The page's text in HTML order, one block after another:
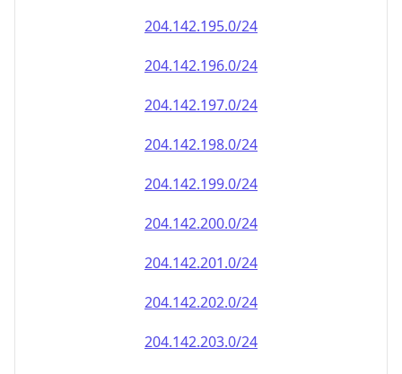
204.142.195.0/24
204.142.196.0/24
204.142.197.0/24
204.142.198.0/24
204.142.199.0/24
204.142.200.0/24
204.142.201.0/24
204.142.202.0/24
204.142.203.0/24